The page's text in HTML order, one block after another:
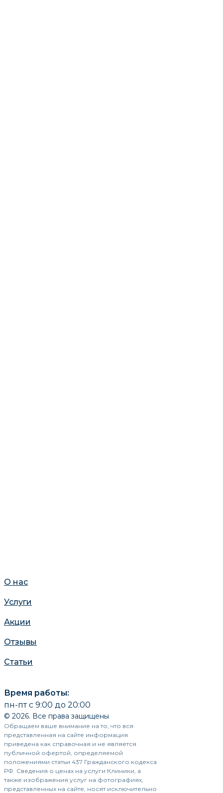
О нас
Услуги
Акции
Отзывы
Статьи
Время работы:
пн-пт с 9:00 до 20:00
© 2026. Все права защищены
Обращаем ваше внимание на то, что вся
представленная на сайте информация
приведена как справочная и не является
публичной офертой, определяемой
положениями статьи 437 Гражданского кодекса
РФ. Сведения о ценах на услуги Клиники, а
также изображения услуг на фотографиях,
представленных на сайте, носят исключительно